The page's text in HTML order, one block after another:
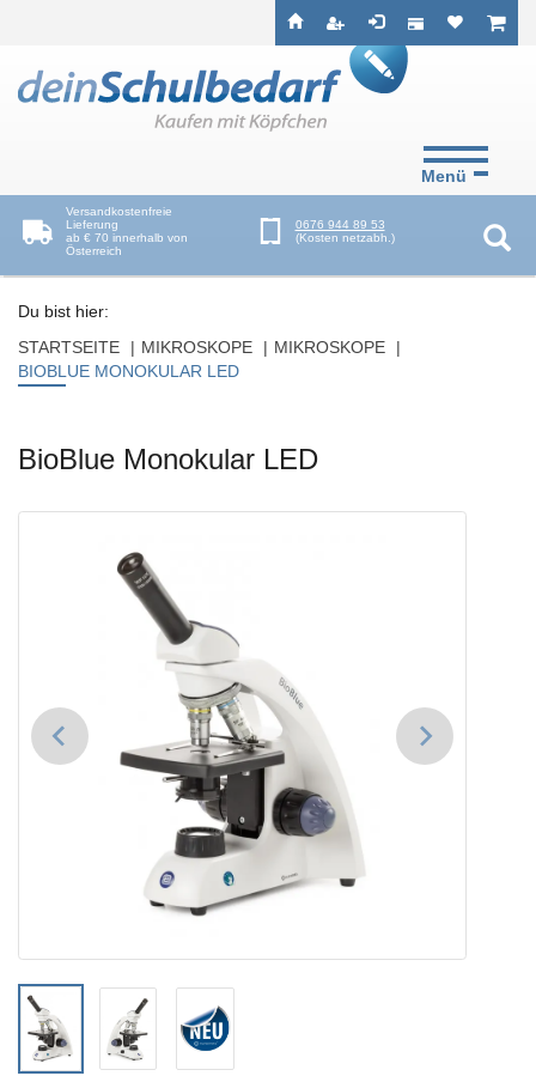
ist leerist
Menü
Versandkostenfreie
Lieferung
ab € 70 innerhalb von
Österreich
0676 944 89 53
(Kosten netzabh.)
Du bist hier:
STARTSEITE
MIKROSKOPE
MIKROSKOPE
BIOBLUE MONOKULAR LED
BioBlue Monokular LED